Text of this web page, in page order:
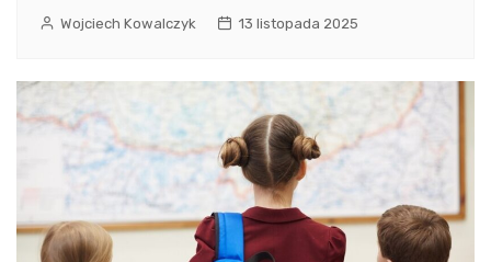
Wojciech Kowalczyk 13 listopada 2025